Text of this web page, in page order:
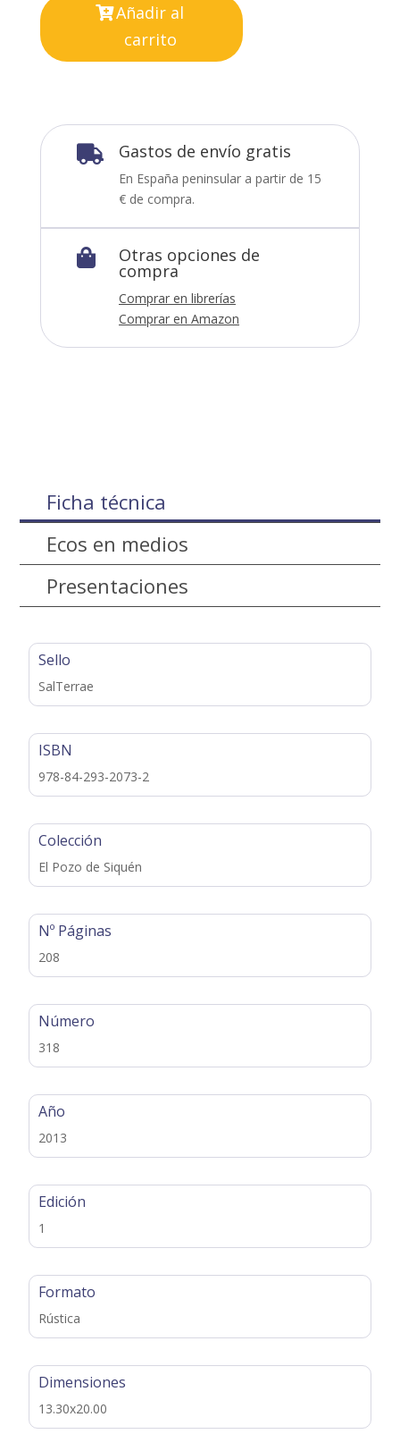
Añadir al
carrito
 Gastos de envío gratis
En España peninsular a partir de 15
€ de compra.
 Otras opciones de
compra
Comprar en librerías
Comprar en Amazon
Ficha técnica
Ecos en medios
Presentaciones
Sello
SalTerrae
ISBN
978-84-293-2073-2
Colección
El Pozo de Siquén
Nº Páginas
208
Número
318
Año
2013
Edición
1
Formato
Rústica
Dimensiones
13.30x20.00